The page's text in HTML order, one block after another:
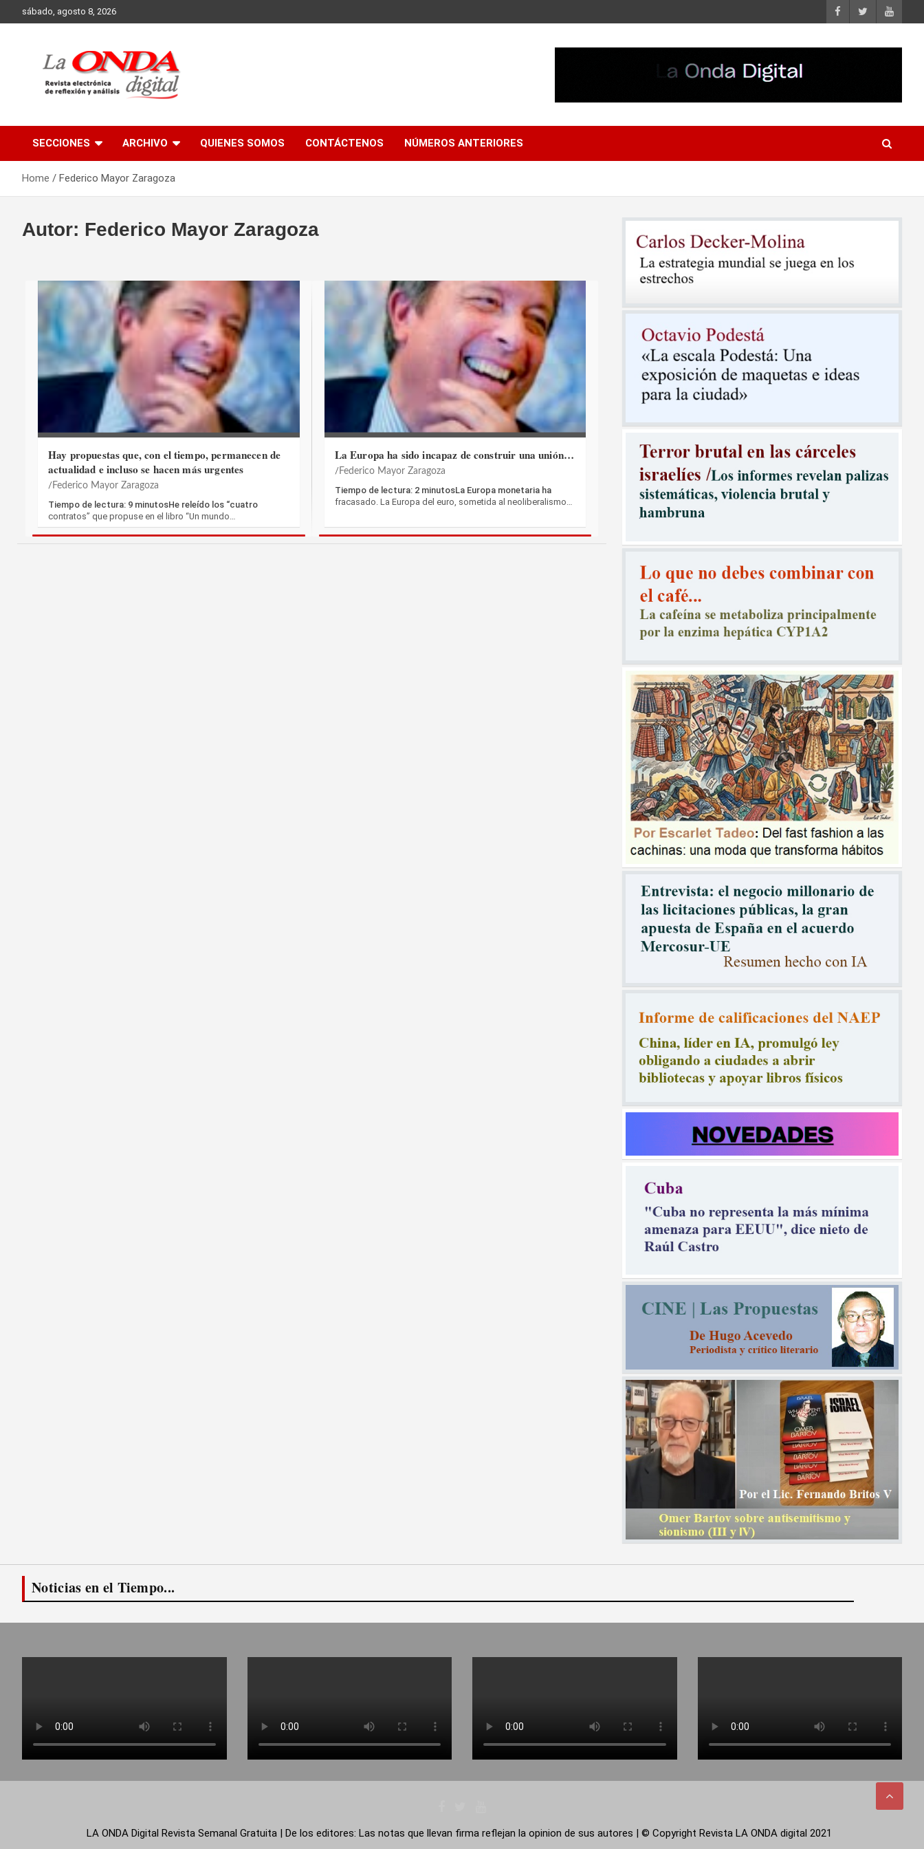
to
sábado, agosto 8, 2026
SECCIONES ARCHIVO QUIENES SOMOS CONTÁCTENOS NÚMEROS ANTERIORES
Home Federico Mayor Zaragoza
Autor: Federico Mayor Zaragoza
Hay propuestas que, con el tiempo, permanecen de
actualidad e incluso se hacen más urgentes
Federico Mayor Zaragoza
Tiempo de lectura: 9 minutosHe releído los “cuatro
contratos” que propuse en el libro “Un mundo…
La Europa ha sido incapaz de construir una unión…
Federico Mayor Zaragoza
Tiempo de lectura: 2 minutosLa Europa monetaria ha
fracasado. La Europa del euro, sometida al neoliberalismo…
Noticias en el Tiempo...
LA ONDA Digital Revista Semanal Gratuita | De los editores: Las notas que llevan firma reflejan la opinion de sus autores | © Copyright Revista LA ONDA digital 2021